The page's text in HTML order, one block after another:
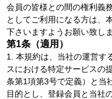
会員の皆様との間の権利義
としてご利用になる方は、
下さいますようお願い致しま
第1条（適用）
1. 本規約は、当社の運営す
スにおける特定サービスの
条第1項第3号で定義）と当
目的とし、登録会員と当社